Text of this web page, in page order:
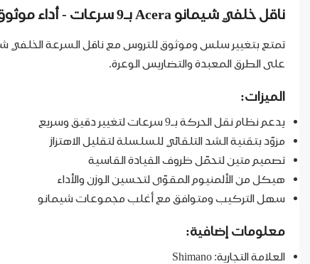
ناقل خلفي شيمانو Acera بـ9 سرعات - أداء موثوق للدراجات الجبلية والطرق
على الطرق المعبدة والتضاريس الوعرة.
الميزات:
يدعم نظام نقل الحركة بـ9 سرعات لتغيير دقيق وسريع
مزوّد بتقنية الشد التلقائي للسلسلة لتقليل الاهتزاز
تصميم متين لتحمّل ظروف القيادة القاسية
هيكل من الألمنيوم المقوّى لتحسين الوزن والأداء
سهل التركيب ومتوافق مع أغلب مجموعات شيمانو
معلومات إضافية:
العلامة التجارية: Shimano